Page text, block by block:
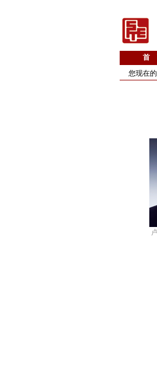
您现在的